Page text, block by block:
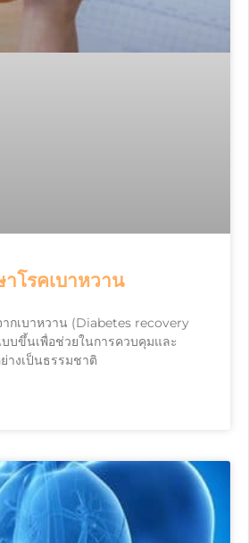
โรคเบาหวาน
กเบาหวาน (Diabetes recovery
บขึ้นเพื่อช่วยในการควบคุมและ
างเป็นธรรมชาติ